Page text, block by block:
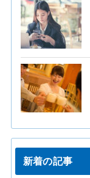
新着の記事